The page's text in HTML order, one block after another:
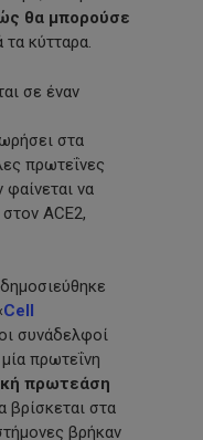
θα μπορούσε
τα κύτταρα.
σε έναν
στα
πρωτεΐνες
να
ACE2,
Cell
συνάδελφοί
πρωτεΐνη
πρωτεάση
βρίσκεται στα
βρήκαν